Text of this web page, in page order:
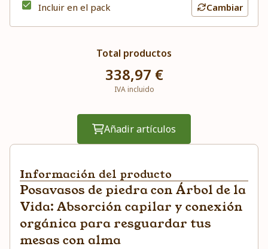
Incluir en el pack Cambiar
Total productos
338,97 €
IVA incluido
Añadir artículos
Información del producto
Posavasos de piedra con Árbol de la
Vida: Absorción capilar y conexión
orgánica para resguardar tus
mesas con alma